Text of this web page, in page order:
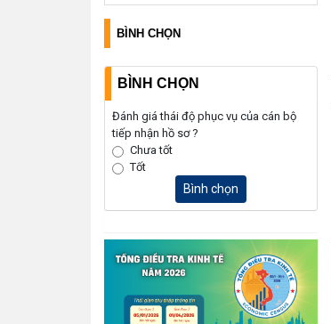
BÌNH CHỌN
BÌNH CHỌN
Đánh giá thái độ phục vụ của cán bộ
tiếp nhận hồ sơ ?
Chưa tốt
Tốt
Bình chọn